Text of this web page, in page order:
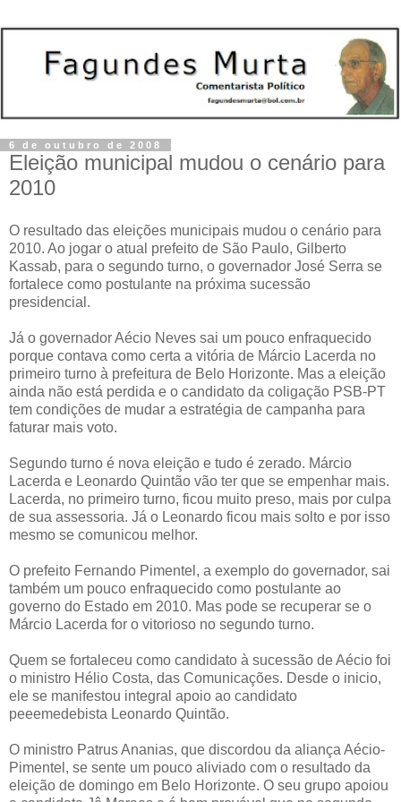
6 de outubro de 2008
Eleição municipal mudou o cenário para
2010
O resultado das eleições municipais mudou o cenário para
2010. Ao jogar o atual prefeito de São Paulo, Gilberto
Kassab, para o segundo turno, o governador José Serra se
fortalece como postulante na próxima sucessão
presidencial.
Já o governador Aécio Neves sai um pouco enfraquecido
porque contava como certa a vitória de Márcio Lacerda no
primeiro turno à prefeitura de Belo Horizonte. Mas a eleição
ainda não está perdida e o candidato da coligação PSB-PT
tem condições de mudar a estratégia de campanha para
faturar mais voto.
Segundo turno é nova eleição e tudo é zerado. Márcio
Lacerda e Leonardo Quintão vão ter que se empenhar mais.
Lacerda, no primeiro turno, ficou muito preso, mais por culpa
de sua assessoria. Já o Leonardo ficou mais solto e por isso
mesmo se comunicou melhor.
O prefeito Fernando Pimentel, a exemplo do governador, sai
também um pouco enfraquecido como postulante ao
governo do Estado em 2010. Mas pode se recuperar se o
Márcio Lacerda for o vitorioso no segundo turno.
Quem se fortaleceu como candidato à sucessão de Aécio foi
o ministro Hélio Costa, das Comunicações. Desde o inicio,
ele se manifestou integral apoio ao candidato
peeemedebista Leonardo Quintão.
O ministro Patrus Ananias, que discordou da aliança Aécio-
Pimentel, se sente um pouco aliviado com o resultado da
eleição de domingo em Belo Horizonte. O seu grupo apoiou